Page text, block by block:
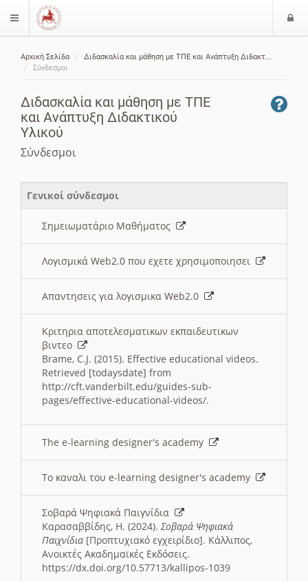
$langMenu
Αρχική Σελίδα
Διδασκαλία και μάθηση με ΤΠΕ και Ανάπτυξη Διδακτ...
Σύνδεσμοι
Διδασκαλία και μάθηση με ΤΠΕ
και Ανάπτυξη Διδακτικού
Υλικού
Σύνδεσμοι
Γενικοί σύνδεσμοι
Σημειωματάριο Μαθήματος
Λογισμικά Web2.0 που εχετε χρησιμοποιησει
Απαντησεις για λογισμικα Web2.0
Κριτηρια αποτελεσματικων εκπαιδευτικων
βιντεο
Brame, C.J. (2015). Effective educational videos.
Retrieved [todaysdate] from
http://cft.vanderbilt.edu/guides-sub-
pages/effective-educational-videos/.
The e-learning designer's academy
Το καναλι του e-learning designer's academy
Σοβαρά Ψηφιακά Παιγνίδια
Καρασαββίδης, Η. (2024). Σοβαρά Ψηφιακά
Παιχνίδια [Προπτυχιακό εγχειρίδιο]. Κάλλιπος,
Ανοικτές Ακαδημαϊκές Εκδόσεις.
https://dx.doi.org/10.57713/kallipos-1039